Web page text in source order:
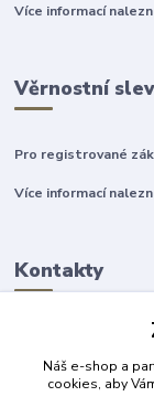
Více informací
Věrnostní
Pro registrované
Více informací
Kontakty
+420 777 315 999
Náš e-shop a
cookies, aby